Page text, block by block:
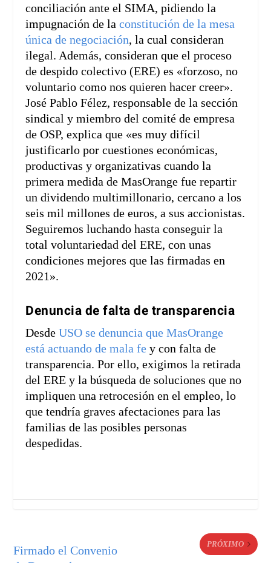
conciliación ante el SIMA, pidiendo la
impugnación de la constitución de la mesa
única de negociación, la cual consideran
ilegal. Además, consideran que el proceso
de despido colectivo (ERE) es «forzoso, no
voluntario como nos quieren hacer creer».
José Pablo Félez, responsable de la sección
sindical y miembro del comité de empresa
de OSP, explica que «es muy difícil
justificarlo por cuestiones económicas,
productivas y organizativas cuando la
primera medida de MasOrange fue repartir
un dividendo multimillonario, cercano a los
seis mil millones de euros, a sus accionistas.
Seguiremos luchando hasta conseguir la
total voluntariedad del ERE, con unas
condiciones mejores que las firmadas en
2021».
Denuncia de falta de transparencia
DesdeUSO se denuncia que MasOrange
está actuando de mala fe y con falta de
transparencia. Por ello, exigimos la retirada
del ERE y la búsqueda de soluciones que no
impliquen una retrocesión en el empleo, lo
que tendría graves afectaciones para las
familias de las posibles personas
despedidas.
Firmado el Convenio
PRÓXIMO